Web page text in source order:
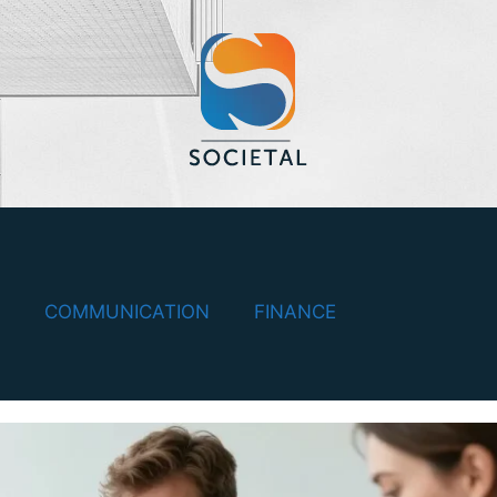
COMMUNICATION FINANCE